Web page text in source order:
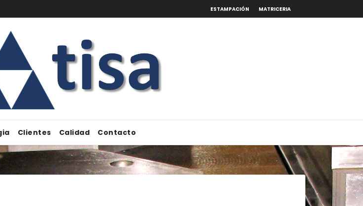
ESTAMPACIÓN MATRICERIA
Clientes Calidad Contacto